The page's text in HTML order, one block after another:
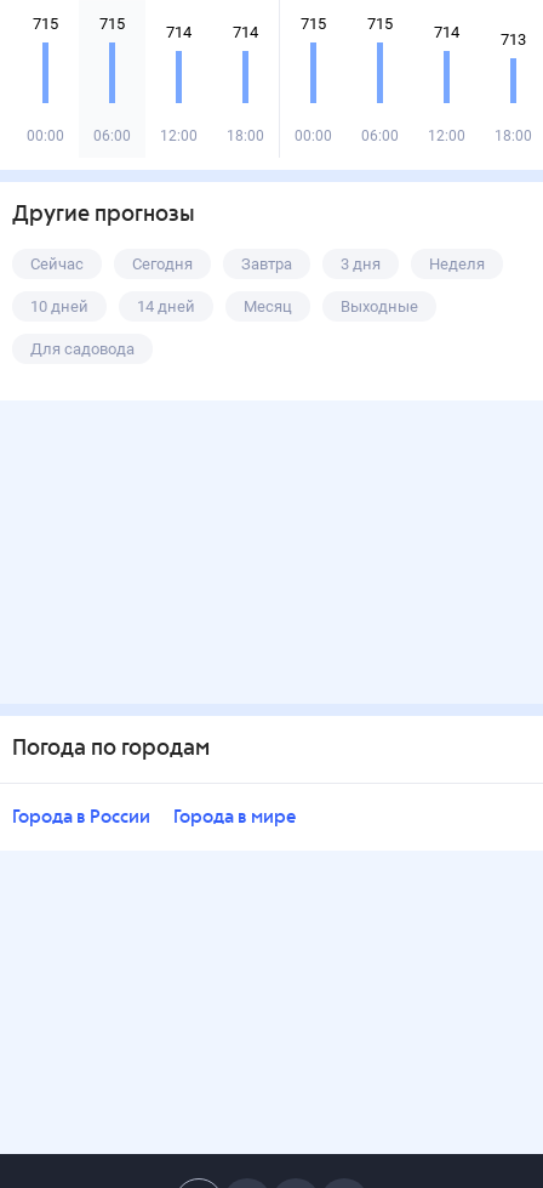
715
00:00
715
06:00
714
12:00
714
18:00
715
00:00
715
06:00
714
12:00
713
18:00
Другие прогнозы
Сейчас Сегодня Завтра 3 дня Неделя
10 дней 14 дней Месяц Выходные
Для садовода
Погода по городам
Города в России Города в мире